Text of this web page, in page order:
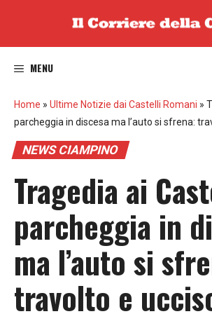
MENU
Home » Ultime Notizie dai Castelli Romani »
parcheggia in discesa ma l’auto si sfrena:
NEWS CIAMPINO
Tragedia ai
parcheggia in
ma l’auto si
travolto e